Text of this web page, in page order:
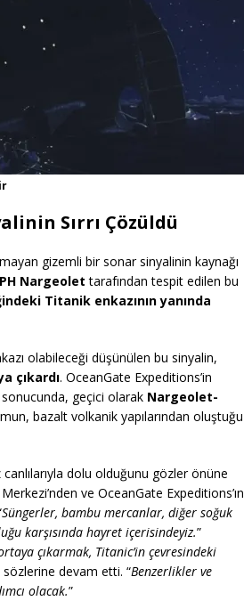
Sırrı Çözüldü
gizemli bir sonar sinyalinin kaynağı
PH Nargeolet tarafından tespit edilen bu
Titanik enkazının yanında
olabileceği düşünülen bu sinyalin,
çıkardı. OceanGate Expeditions’in
sonucunda, geçici olarak Nargeolet-
bazalt volkanik yapılarından oluştuğu
dolu olduğunu gözler önüne
ve OceanGate Expeditions’ın
Süngerler, bambu mercanlar, diğer soğuk
karşısında hayret içerisindeyiz.”
çıkarmak, Titanic’in çevresindeki
sözlerine devam etti. “Benzerlikler ve
olacak.”